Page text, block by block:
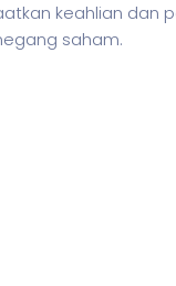
keahlian dan
saham.